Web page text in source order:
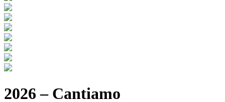
2026 – Cantiamo